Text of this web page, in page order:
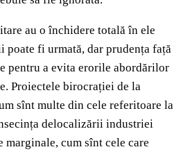
au o închidere totală în ele
poate fi urmată, dar prudența față
pentru a evita erorile abordărilor
Proiectele birocrației de la
sînt multe din cele referitoare la
delocalizării industriei
cum sînt cele care